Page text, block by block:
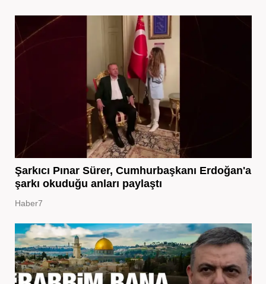
Şarkıcı Pınar Sürer, Cumhurbaşkanı Erdoğan'a
şarkı okuduğu anları paylaştı
Haber7